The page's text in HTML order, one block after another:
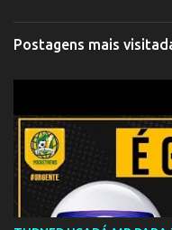
Postagens mais